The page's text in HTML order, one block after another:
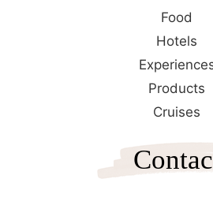
Food
Hotels
Products
Cruises